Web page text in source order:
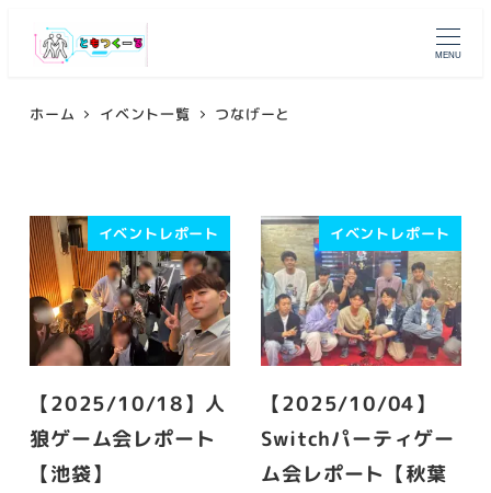
MENU
ホーム イベント一覧 つなげーと
イベントレポート
【2025/10/18】人
狼ゲーム会レポート
【池袋】
イベントレポート
【2025/10/04】
Switchパーティゲー
ム会レポート【秋葉